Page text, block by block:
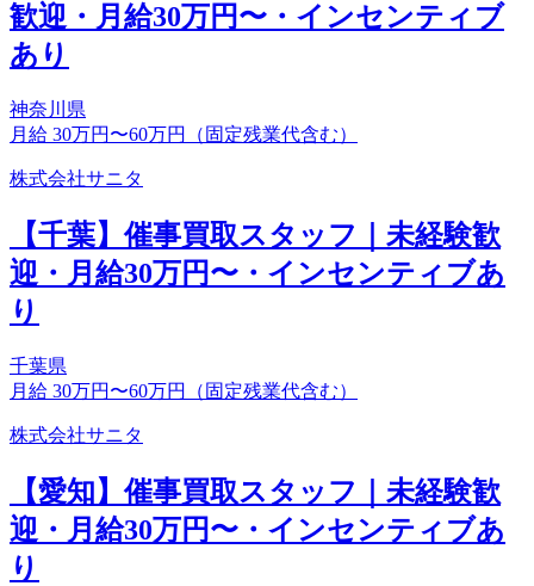
歓迎・月給30万円〜・インセンティブ
あり
神奈川県
月給 30万円〜60万円（固定残業代含む）
株式会社サニタ
【千葉】催事買取スタッフ｜未経験歓
迎・月給30万円〜・インセンティブあ
り
千葉県
月給 30万円〜60万円（固定残業代含む）
株式会社サニタ
【愛知】催事買取スタッフ｜未経験歓
迎・月給30万円〜・インセンティブあ
り